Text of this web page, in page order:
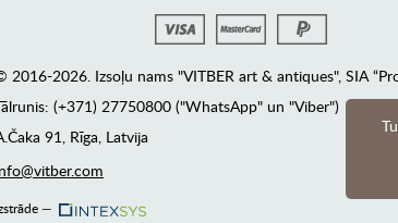
2016-2026. Izsoļu nams "VITBER art & antiques", SIA
(+371) 27750800 ("WhatsApp" un "Viber")
91, Rīga, Latvija
—